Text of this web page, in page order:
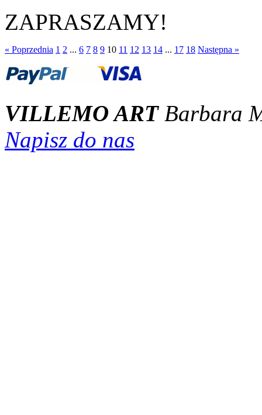
ZAPRASZAMY!
« Poprzednia 1 2 ... 6 7 8 9 10 11 12 13 14 ... 17 18 Następna »
VILLEMO ARTBarbara
Napisz do nas